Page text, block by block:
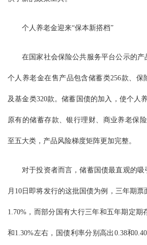
个人养老金迎来“保本新搭档”
在国家社会保险公共服务平台公示的产
个人养老金在售产品包含储蓄类256款、保
及基金类320款。储蓄国债的加入，使个人
原有的储蓄存款、银行理财、商业养老保
至五大类，产品风险梯度矩阵更加完整。
对于投资者而言，储蓄国债最直观的
月10日即将发行的这批国债为例，三年期票
1.70%，而部分国有大行三年和五年期定期
和1.30%左右，国债利率分别高出0.38和